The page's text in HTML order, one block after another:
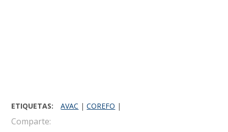
ETIQUETAS: AVAC |COREFO |
Comparte: